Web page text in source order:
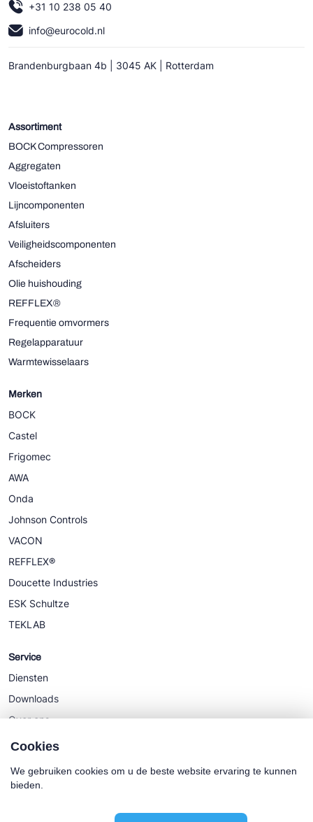
+31 10 238 05 40
info@eurocold.nl
Brandenburgbaan 4b | 3045 AK | Rotterdam
Assortiment
BOCK Compressoren
Aggregaten
Vloeistoftanken
Lijncomponenten
Afsluiters
Veiligheidscomponenten
Afscheiders
Olie huishouding
REFFLEX®
Frequentie omvormers
Regelapparatuur
Warmtewisselaars
Merken
BOCK
Castel
Frigomec
AWA
Onda
Johnson Controls
VACON
REFFLEX®
Doucette Industries
ESK Schultze
TEKLAB
Service
Diensten
Downloads
Over ons
Nieuws
Algemene Voorwaarden
Cookies
We gebruiken cookies om u de beste website ervaring te kunnen
bieden.